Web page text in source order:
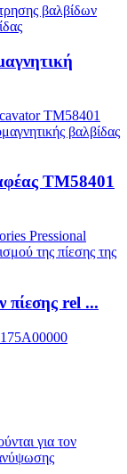
TM58401
πίεσης rel ...